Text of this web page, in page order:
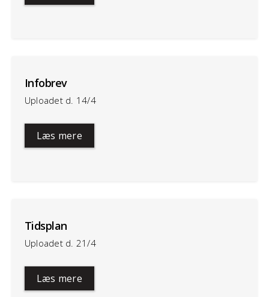
Infobrev
Uploadet d. 14/4
Læs mere
Tidsplan
Uploadet d. 21/4
Læs mere